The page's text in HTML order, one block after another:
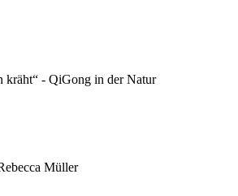
kräht“ - QiGong in der Natur
Müller